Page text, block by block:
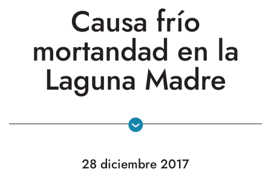
Causa frío
mortandad en la
Laguna Madre
28 diciembre 2017